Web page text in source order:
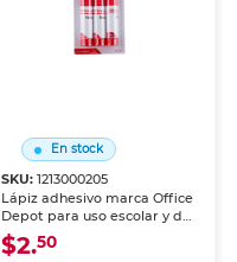
En stock
SKU: 1213000205
Lápiz adhesivo marca Office
Depot para uso escolar y de
oficina. Aplicación limpia y
uniforme sobre papel,
$2.50